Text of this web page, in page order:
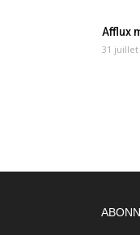
Afflux
31 juillet